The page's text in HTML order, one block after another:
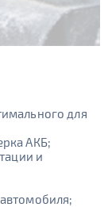
для
АКБ;
и